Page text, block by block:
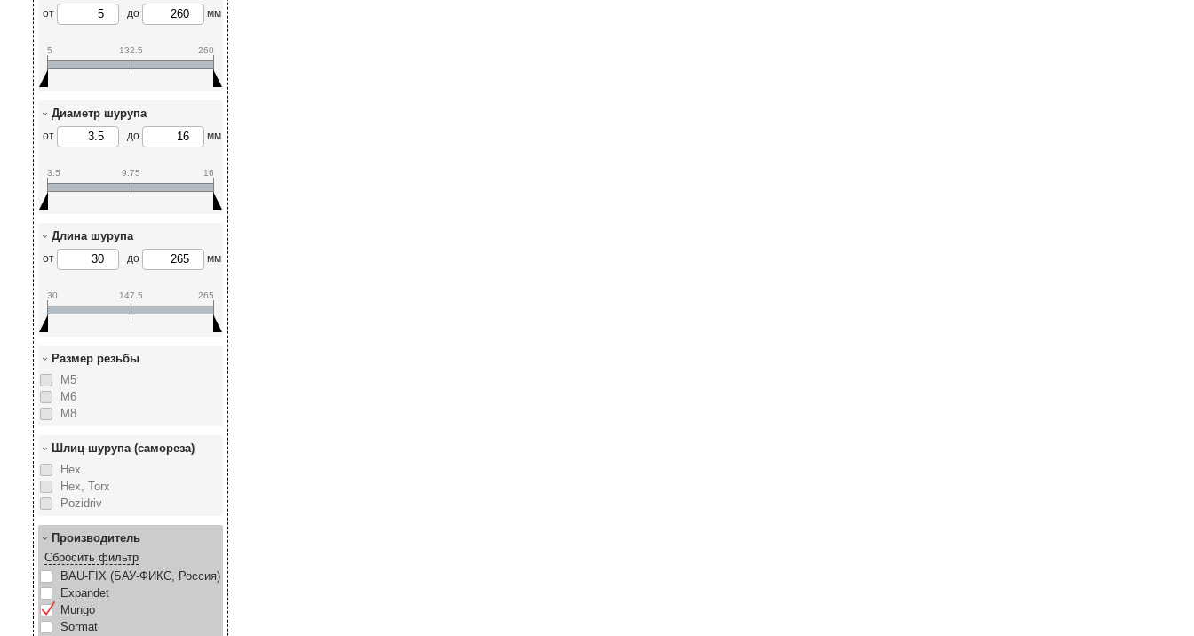
от до мм
5 132.5 260
Диаметр шурупа
от до мм
3.5 9.75 16
Длина шурупа
от до мм
30 147.5 265
Размер резьбы
М5
М6
М8
Шлиц шурупа (самореза)
Hex
Hex, Torx
Pozidriv
Производитель
Сбросить фильтр
BAU-FIX (БАУ-ФИКС, Россия)
Expandet
Mungo
Sormat